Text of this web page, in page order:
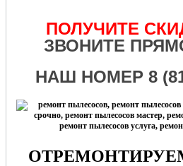
ПОЛУЧИТЕ
ЗВОНИТЕ
НАШ НОМЕР 8